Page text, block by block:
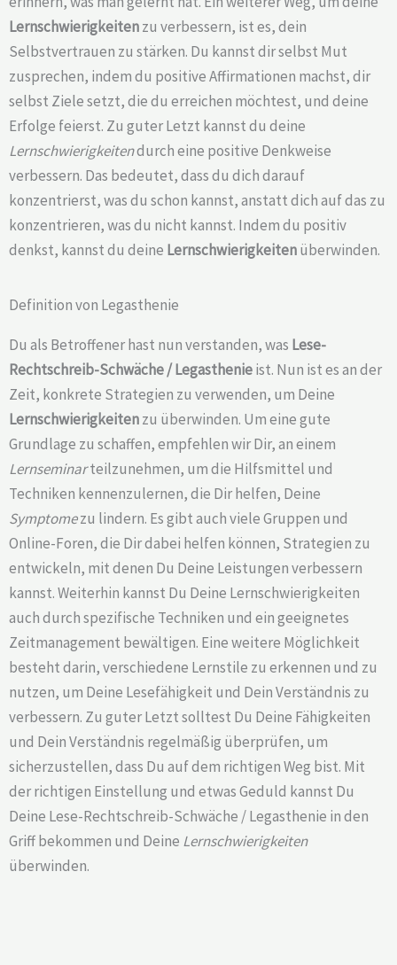
Lernschwierigkeitenzu verbessern, ist es, dein
Selbstvertrauen zu stärken. Du kannst dir selbst Mut
zusprechen, indem du positive Affirmationen machst, dir
selbst Ziele setzt, die du erreichen möchtest, und deine
Erfolge feierst. Zu guter Letzt kannst du deine
Lernschwierigkeitendurch eine positive Denkweise
verbessern. Das bedeutet, dass du dich darauf
konzentrierst, was du schon kannst, anstatt dich auf das zu
konzentrieren, was du nicht kannst. Indem du positiv
denkst, kannst du deine Lernschwierigkeitenüberwinden.
Definition von Legasthenie
Du als Betroffener hast nun verstanden, was Lese-
Rechtschreib-Schwäche /Legasthenieist. Nun ist es an der
Zeit, konkrete Strategien zu verwenden, um Deine
Lernschwierigkeitenzu überwinden. Um eine gute
Grundlage zu schaffen, empfehlen wir Dir, an einem
Lernseminarteilzunehmen, um die Hilfsmittel und
Techniken kennenzulernen, die Dir helfen, Deine
Symptomezu lindern. Es gibt auch viele Gruppen und
Online-Foren, die Dir dabei helfen können, Strategien zu
entwickeln, mit denen Du Deine Leistungen verbessern
kannst. Weiterhin kannst Du Deine Lernschwierigkeiten
auch durch spezifische Techniken und ein geeignetes
Zeitmanagement bewältigen. Eine weitere Möglichkeit
besteht darin, verschiedene Lernstile zu erkennen und zu
nutzen, um Deine Lesefähigkeit und Dein Verständnis zu
verbessern. Zu guter Letzt solltest Du Deine Fähigkeiten
und Dein Verständnis regelmäßig überprüfen, um
sicherzustellen, dass Du auf dem richtigen Weg bist. Mit
der richtigen Einstellung und etwas Geduld kannst Du
Deine Lese-Rechtschreib-Schwäche / Legasthenie in den
Griff bekommen und Deine Lernschwierigkeiten
überwinden.